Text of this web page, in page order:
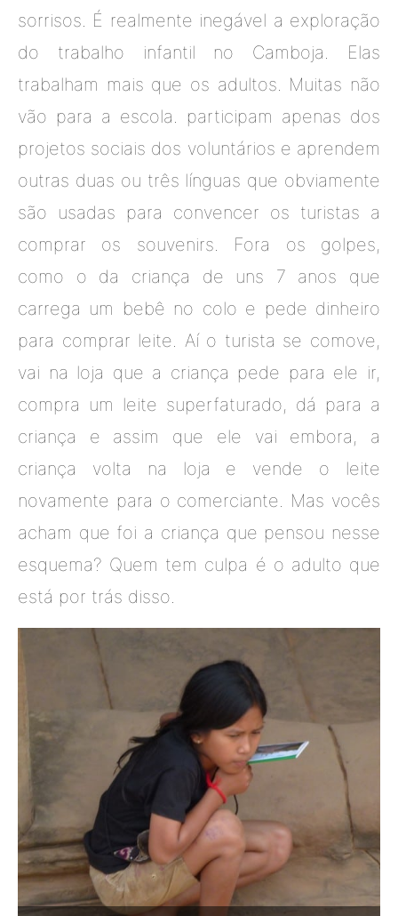
sorrisos. É realmente inegável a exploração
do trabalho infantil no Camboja. Elas
trabalham mais que os adultos. Muitas não
vão para a escola. participam apenas dos
projetos sociais dos voluntários e aprendem
outras duas ou três línguas que obviamente
são usadas para convencer os turistas a
comprar os souvenirs. Fora os golpes,
como o da criança de uns 7 anos que
carrega um bebê no colo e pede dinheiro
para comprar leite. Aí o turista se comove,
vai na loja que a criança pede para ele ir,
compra um leite superfaturado, dá para a
criança e assim que ele vai embora, a
criança volta na loja e vende o leite
novamente para o comerciante. Mas vocês
acham que foi a criança que pensou nesse
esquema? Quem tem culpa é o adulto que
está por trás disso.